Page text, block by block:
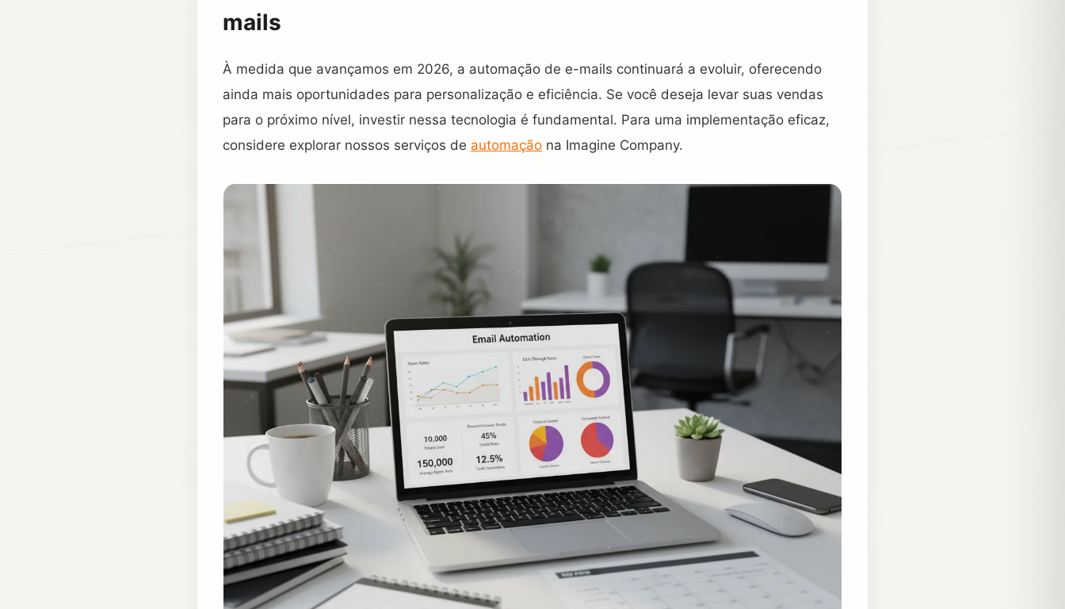
mails
À medida que avançamos em 2026, a automação de e-mails continuará a evoluir, oferecendo
ainda mais oportunidades para personalização e eficiência. Se você deseja levar suas vendas
para o próximo nível, investir nessa tecnologia é fundamental. Para uma implementação eficaz,
considere explorar nossos serviços de automação na Imagine Company.